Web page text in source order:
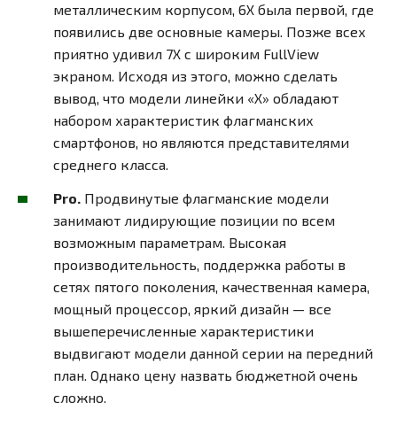
металлическим корпусом, 6Х была первой, где
появились две основные камеры. Позже всех
приятно удивил 7Х с широким FullView
экраном. Исходя из этого, можно сделать
вывод, что модели линейки «Х» обладают
набором характеристик флагманских
смартфонов, но являются представителями
среднего класса.
Pro. Продвинутые флагманские модели
занимают лидирующие позиции по всем
возможным параметрам. Высокая
производительность, поддержка работы в
сетях пятого поколения, качественная камера,
мощный процессор, яркий дизайн — все
вышеперечисленные характеристики
выдвигают модели данной серии на передний
план. Однако цену назвать бюджетной очень
сложно.